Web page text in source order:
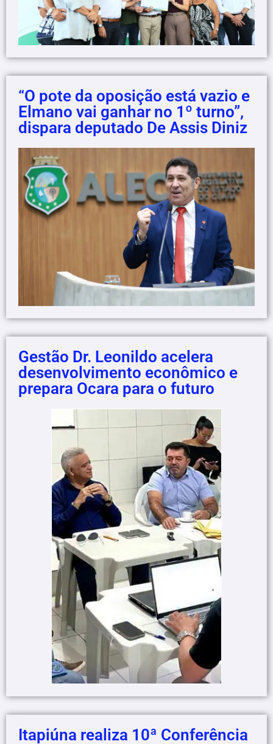
“O pote da oposição está vazio e
Elmano vai ganhar no 1º turno”,
dispara deputado De Assis Diniz
Gestão Dr. Leonildo acelera
desenvolvimento econômico e
prepara Ocara para o futuro
Itapiúna realiza 10ª Conferência